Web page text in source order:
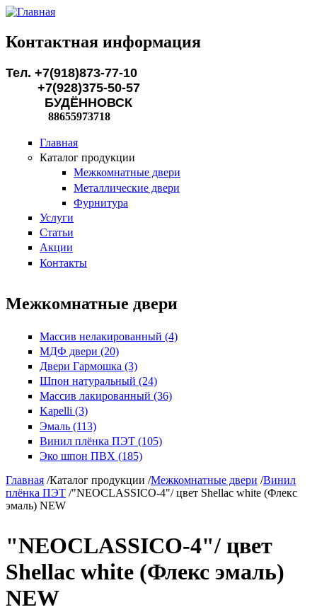
Перейти к основному содержанию
Контактная информация
Тел. +7(918)873-77-10
+7(928)375-50-57
БУДЁННОВСК
88655973718
Главная
Каталог продукции
Межкомнатные двери
Металлические двери
Фурнитура
Услуги
Статьи
Акции
Контакты
Межкомнатные двери
Массив нелакированный (4)
МДФ двери (20)
Двери Гармошка (3)
Шпон натуральный (24)
Массив лакированный (36)
Kapelli (3)
Эмаль (113)
Винил плёнка ПЭТ (105)
Эко шпон ПВХ (185)
Главная /Каталог продукции /Межкомнатные двери /Винил
плёнка ПЭТ /"NEOCLASSICO-4"/ цвет Shellac white (Флекс
эмаль) NEW
"NEOCLASSICO-4"/ цвет
Shellac white (Флекс эмаль)
NEW